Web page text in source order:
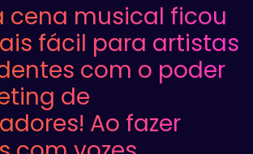
cena musical ficou
fácil para artistas
com o poder
de
Ao fazer